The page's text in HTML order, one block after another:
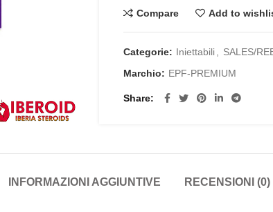
Compare
Add to
Categorie: Iniettabili
SALES/
Marchio: EPF-PREMIUM
Share
INFORMAZIONI AGGIUNTIVE RECENSIONI (0)